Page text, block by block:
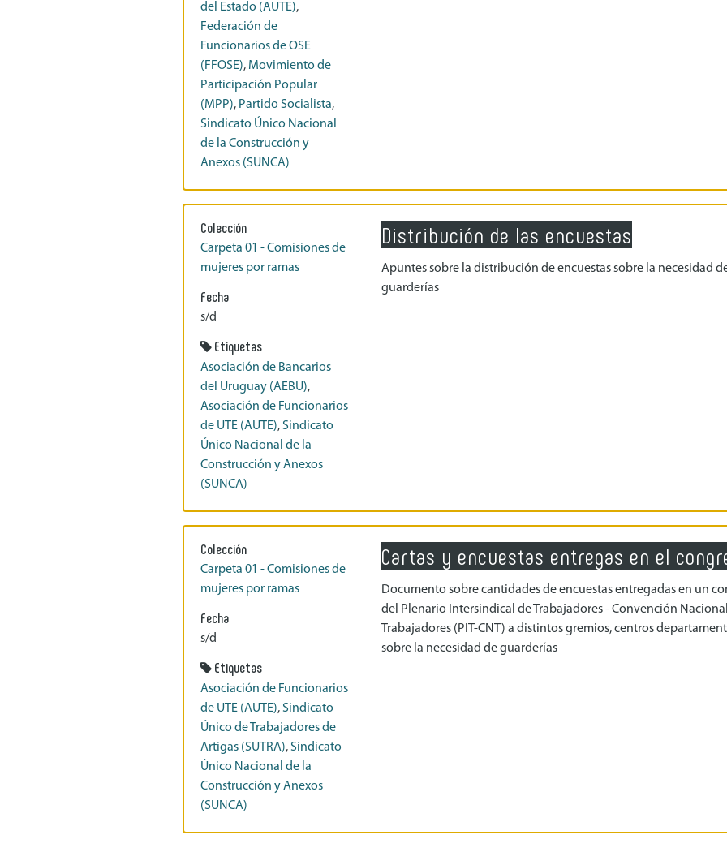
del Estado (AUTE),
Federación de
Funcionarios de OSE
(FFOSE), Movimiento de
Participación Popular
(MPP), Partido Socialista,
Sindicato Único Nacional
de la Construcción y
Anexos (SUNCA)
Colección
Carpeta 01 - Comisiones de
mujeres por ramas
Fecha
s/d
Etiquetas
Asociación de Bancarios
del Uruguay (AEBU),
Asociación de Funcionarios
de UTE (AUTE),Sindicato
Único Nacional de la
Construcción y Anexos
(SUNCA)
Distribución de las encuestas
Apuntes sobre la distribución de encuestas sobre la necesidad
guarderías
Colección
Carpeta 01 - Comisiones de
mujeres por ramas
Fecha
s/d
Etiquetas
Asociación de Funcionarios
de UTE (AUTE),Sindicato
Único de Trabajadores de
Artigas (SUTRA),Sindicato
Único Nacional de la
Construcción y Anexos
(SUNCA)
Cartas y encuestas entregas en el
Documento sobre cantidades de encuestas entregadas en un
del Plenario Intersindical de Trabajadores - Convención
Trabajadores (PIT-CNT) a distintos gremios, centros
sobre la necesidad de guarderías